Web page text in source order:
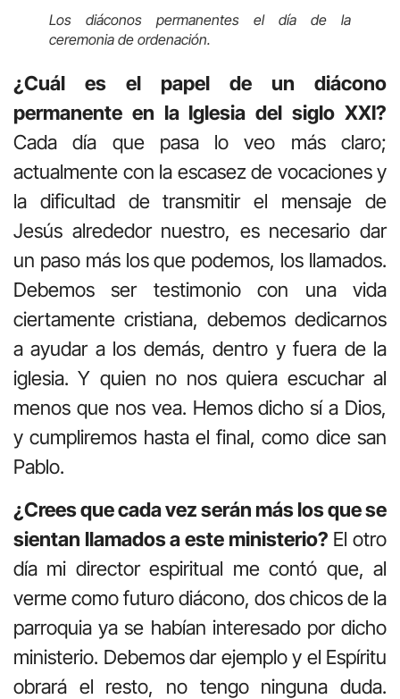
Los diáconos permanentes el día de la
ceremonia de ordenación.
¿Cuál es el papel de un diácono
permanente en la Iglesia del siglo XXI?
Cada día que pasa lo veo más claro;
actualmente con la escasez de vocaciones y
la dificultad de transmitir el mensaje de
Jesús alrededor nuestro, es necesario dar
un paso más los que podemos, los llamados.
Debemos ser testimonio con una vida
ciertamente cristiana, debemos dedicarnos
a ayudar a los demás, dentro y fuera de la
iglesia. Y quien no nos quiera escuchar al
menos que nos vea. Hemos dicho sí a Dios,
y cumpliremos hasta el final, como dice san
Pablo.
¿Crees que cada vez serán más los que se
sientan llamados a este ministerio? El otro
día mi director espiritual me contó que, al
verme como futuro diácono, dos chicos de la
parroquia ya se habían interesado por dicho
ministerio. Debemos dar ejemplo y el Espíritu
obrará el resto, no tengo ninguna duda.